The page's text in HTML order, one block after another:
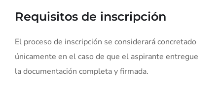
Requisitos de inscripción
El proceso de inscripción se considerará concretado
únicamente en el caso de que el aspirante entregue
la documentación completa y firmada.